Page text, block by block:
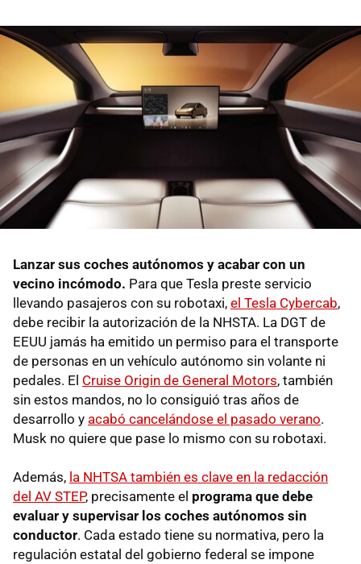
Lanzar sus coches autónomos y acabar con un
vecino incómodo. Para que Tesla preste servicio
llevando pasajeros con su robotaxi, el Tesla Cybercab,
debe recibir la autorización de la NHSTA. La DGT de
EEUU jamás ha emitido un permiso para el transporte
de personas en un vehículo autónomo sin volante ni
pedales. El Cruise Origin de General Motors, también
sin estos mandos, no lo consiguió tras años de
desarrollo y acabó cancelándose el pasado verano.
Musk no quiere que pase lo mismo con su robotaxi.
Además, la NHTSA también es clave en la redacción
del AV STEP, precisamente el programa que debe
evaluar y supervisar los coches autónomos sin
conductor. Cada estado tiene su normativa, pero la
regulación estatal del gobierno federal se impone